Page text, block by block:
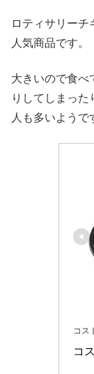
ロティサリー
人気商品です。
大きいので食べ
りしてしまった
人も多いようで
コス
コ